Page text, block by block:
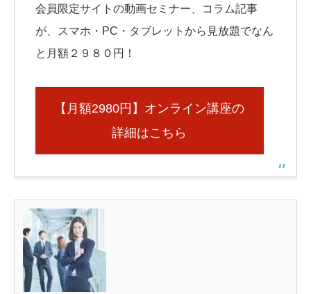
会員限定サイトの動画セミナー、コラム記事
が、スマホ・PC・タブレットから見放題でなん
と月額２９８０円！
【月額2980円】オンライン講座の
詳細はこちら